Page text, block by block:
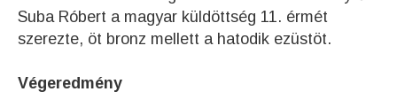
Suba Róbert a magyar küldöttség 11. érmét
szerezte, öt bronz mellett a hatodik ezüstöt.
Végeredmény